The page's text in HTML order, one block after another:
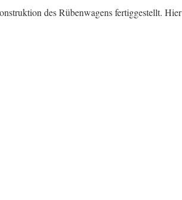
des Rübenwagens fertiggestellt. Hier